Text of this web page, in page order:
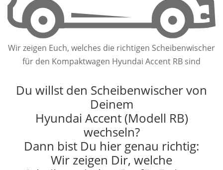
Wir zeigen Euch, welches die richtigen Scheibenwischer
für den Kompaktwagen Hyundai Accent RB sind
Du willst den Scheibenwischer von
Deinem
Hyundai Accent (Modell RB)
wechseln?
Dann bist Du hier genau richtig:
Wir zeigen Dir, welche